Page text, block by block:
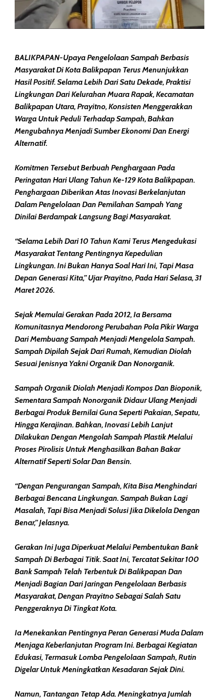
BALIKPAPAN-Upaya Pengelolaan Sampah Berbasis
Masyarakat Di Kota Balikpapan Terus Menunjukkan
Hasil Positif. Selama Lebih Dari Satu Dekade, Praktisi
Lingkungan Dari Kelurahan Muara Rapak, Kecamatan
Balikpapan Utara, Prayitno, Konsisten Menggerakkan
Warga Untuk Peduli Terhadap Sampah, Bahkan
Mengubahnya Menjadi Sumber Ekonomi Dan Energi
Alternatif.
Komitmen Tersebut Berbuah Penghargaan Pada
Peringatan Hari Ulang Tahun Ke-129 Kota Balikpapan.
Penghargaan Diberikan Atas Inovasi Berkelanjutan
Dalam Pengelolaan Dan Pemilahan Sampah Yang
Dinilai Berdampak Langsung Bagi Masyarakat.
“Selama Lebih Dari 10 Tahun Kami Terus Mengedukasi
Masyarakat Tentang Pentingnya Kepedulian
Lingkungan. Ini Bukan Hanya Soal Hari Ini, Tapi Masa
Depan Generasi Kita,” Ujar Prayitno, Pada Hari Selasa, 31
Maret 2026.
Sejak Memulai Gerakan Pada 2012, Ia Bersama
Komunitasnya Mendorong Perubahan Pola Pikir Warga
Dari Membuang Sampah Menjadi Mengelola Sampah.
Sampah Dipilah Sejak Dari Rumah, Kemudian Diolah
Sesuai Jenisnya Yakni Organik Dan Nonorganik.
Sampah Organik Diolah Menjadi Kompos Dan Bioponik,
Sementara Sampah Nonorganik Didaur Ulang Menjadi
Berbagai Produk Bernilai Guna Seperti Pakaian, Sepatu,
Hingga Kerajinan. Bahkan, Inovasi Lebih Lanjut
Dilakukan Dengan Mengolah Sampah Plastik Melalui
Proses Pirolisis Untuk Menghasilkan Bahan Bakar
Alternatif Seperti Solar Dan Bensin.
“Dengan Pengurangan Sampah, Kita Bisa Menghindari
Berbagai Bencana Lingkungan. Sampah Bukan Lagi
Masalah, Tapi Bisa Menjadi Solusi Jika Dikelola Dengan
Benar,” Jelasnya.
Gerakan Ini Juga Diperkuat Melalui Pembentukan Bank
Sampah Di Berbagai Titik. Saat Ini, Tercatat Sekitar 100
Bank Sampah Telah Terbentuk Di Balikpapan Dan
Menjadi Bagian Dari Jaringan Pengelolaan Berbasis
Masyarakat, Dengan Prayitno Sebagai Salah Satu
Penggeraknya Di Tingkat Kota.
Ia Menekankan Pentingnya Peran Generasi Muda Dalam
Menjaga Keberlanjutan Program Ini. Berbagai Kegiatan
Edukasi, Termasuk Lomba Pengelolaan Sampah, Rutin
Digelar Untuk Meningkatkan Kesadaran Sejak Dini.
Namun, Tantangan Tetap Ada. Meningkatnya Jumlah